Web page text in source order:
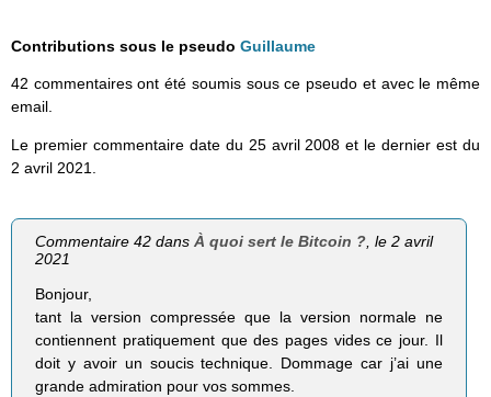
Contributions sous le pseudo Guillaume
42 commentaires ont été soumis sous ce pseudo et avec le même
email.
Le premier commentaire date du 25 avril 2008 et le dernier est du
2 avril 2021.
Commentaire 42 dansÀ quoi sert le Bitcoin ?, le 2 avril
2021
Bonjour,
tant la version compressée que la version normale ne
contiennent pratiquement que des pages vides ce jour. Il
doit y avoir un soucis technique. Dommage car j’ai une
grande admiration pour vos sommes.